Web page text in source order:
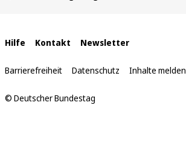
Interne
Links
Hilfe Kontakt Newsletter
Barrierefreiheit Datenschutz Inhalte melden
© Deutscher Bundestag